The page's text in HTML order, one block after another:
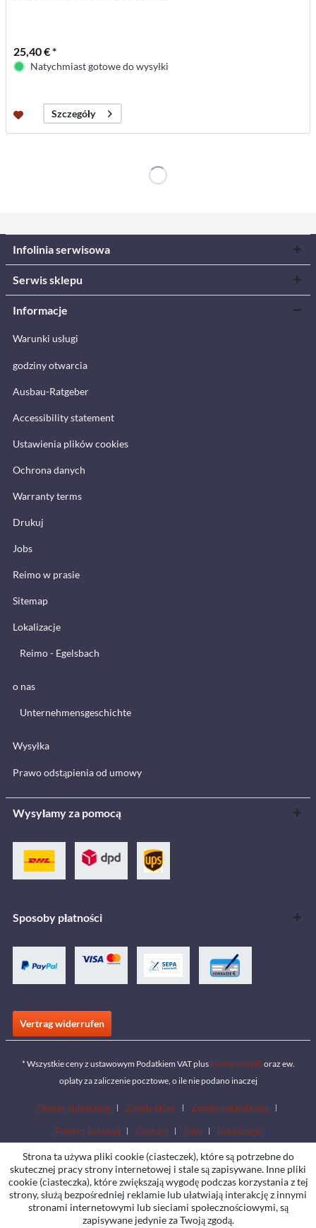
25,40 € *
Natychmiast gotowe do wysyłki
Szczegóły
Infolinia serwisowa
Serwis sklepu
Informacje
Warunki usługi
godziny otwarcia
Ausbau-Ratgeber
Accessibility statement
Ustawienia plików cookies
Ochrona danych
Warranty terms
Drukuj
Jobs
Reimo w prasie
Sitemap
Lokalizacje
Reimo - Egelsbach
o nas
Unternehmensgeschichte
Wysyłka
Prawo odstąpienia od umowy
Wysyłamy za pomocą
Sposoby płatności
Vertrag widerrufen
* Wszystkie ceny z ustawowym Podatkiem VAT plus koszty wysyłki oraz ew.
opłaty za zaliczenie pocztowe, o ile nie podano inaczej
Obszar pobierania Znajdź sklep Zostań sprzedawcą
Pobierz katalogi Contact Jobs Lokalizacje
Strona ta używa pliki cookie (ciasteczek), które są potrzebne do
skutecznej pracy strony internetowej i stale są zapisywane. Inne pliki
cookie (ciasteczka), które zwiększają wygodę podczas korzystania z tej
strony, służą bezpośredniej reklamie lub ułatwiają interakcję z innymi
stronami internetowymi lub sieciami społecznościowymi, są
zapisywane jedynie za Twoją zgodą.